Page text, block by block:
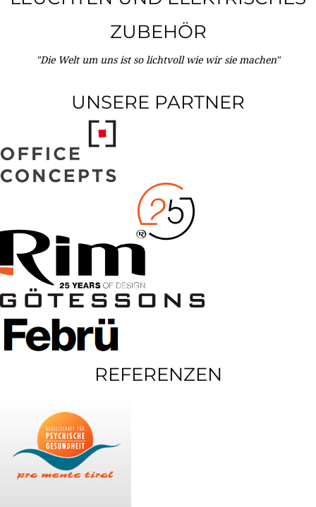
ZUBEHÖR
"Die Welt um uns ist so lichtvoll wie wir sie machen"
UNSERE PARTNER
REFERENZEN